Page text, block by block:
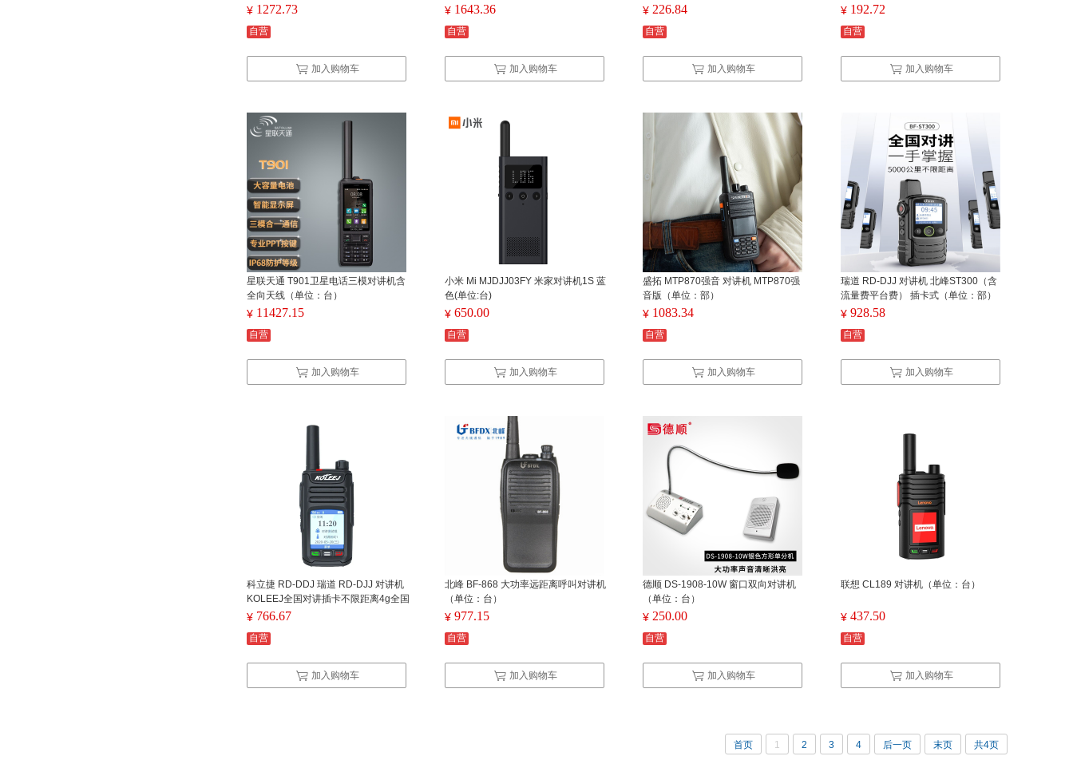
不限距离 实时定位 黑色(单位：台）
¥ 1272.73
自营
加入购物车
呼群呼 公网模拟互转 黑色(单位：台）
¥ 1643.36
自营
加入购物车
¥ 226.84
自营
加入购物车
【两只装】（单位：套）
¥ 192.72
自营
加入购物车
星联天通 T901卫星电话三模对讲机含
全向天线（单位：台）
¥ 11427.15
自营
加入购物车
小米 Mi MJDJJ03FY 米家对讲机1S 蓝
色(单位:台)
¥ 650.00
自营
加入购物车
盛拓 MTP870强音 对讲机 MTP870强
音版（单位：部）
¥ 1083.34
自营
加入购物车
瑞道 RD-DJJ 对讲机 北峰ST300（含
流量费平台费） 插卡式（单位：部）
¥ 928.58
自营
加入购物车
科立捷 RD-DDJ 瑞道 RD-DJJ 对讲机
KOLEEJ全国对讲插卡不限距离4g全国
通50km全网通（免费版）（单位：
¥ 766.67
自营
加入购物车
北峰 BF-868 大功率远距离呼叫对讲机
（单位：台）
¥ 977.15
自营
加入购物车
德顺 DS-1908-10W 窗口双向对讲机
（单位：台）
¥ 250.00
自营
加入购物车
联想 CL189 对讲机（单位：台）
¥ 437.50
自营
加入购物车
首页 1 2 3 4 后一页 末页 共4页